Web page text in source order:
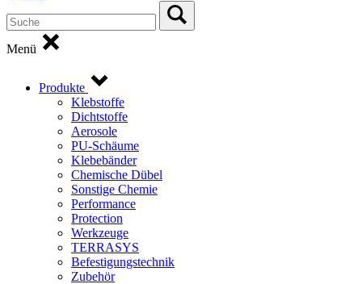
Menü
Produkte
Klebstoffe
Dichtstoffe
Aerosole
PU-Schäume
Klebebänder
Chemische Dübel
Sonstige Chemie
Performance
Protection
Werkzeuge
TERRASYS
Befestigungstechnik
Zubehör